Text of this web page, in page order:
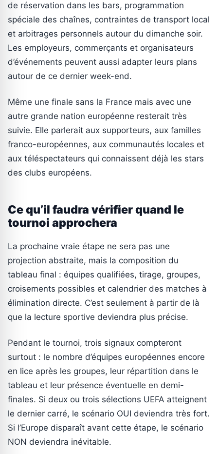
de réservation dans les bars, programmation
spéciale des chaînes, contraintes de transport local
et arbitrages personnels autour du dimanche soir.
Les employeurs, commerçants et organisateurs
d’événements peuvent aussi adapter leurs plans
autour de ce dernier week-end.
Même une finale sans la France mais avec une
autre grande nation européenne resterait très
suivie. Elle parlerait aux supporteurs, aux familles
franco-européennes, aux communautés locales et
aux téléspectateurs qui connaissent déjà les stars
des clubs européens.
Ce qu’il faudra vérifier quand le
tournoi approchera
La prochaine vraie étape ne sera pas une
projection abstraite, mais la composition du
tableau final : équipes qualifiées, tirage, groupes,
croisements possibles et calendrier des matches à
élimination directe. C’est seulement à partir de là
que la lecture sportive deviendra plus précise.
Pendant le tournoi, trois signaux compteront
surtout : le nombre d’équipes européennes encore
en lice après les groupes, leur répartition dans le
tableau et leur présence éventuelle en demi-
finales. Si deux ou trois sélections UEFA atteignent
le dernier carré, le scénario OUI deviendra très fort.
Si l’Europe disparaît avant cette étape, le scénario
NON deviendra inévitable.